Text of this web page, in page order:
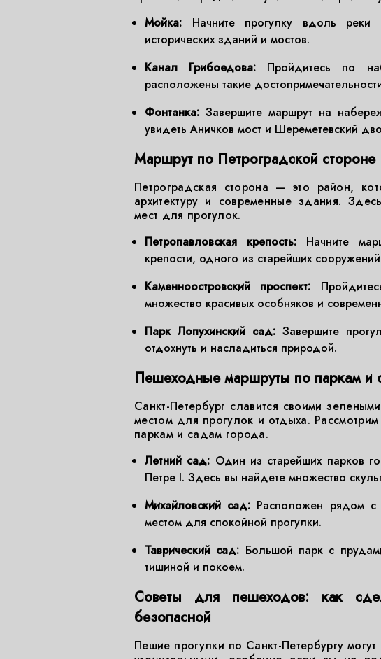
Мойка: Начните прогулку вдоль
исторических зданий и мостов.
Канал Грибоедова: Пройдитесь по
расположены такие
Фонтанка: Завершите маршрут на
увидеть Аничков мост и Шереметевский
Маршрут по Петроградской стороне
Петроградская сторона — это район,
архитектуру и современные здания.
мест для прогулок.
Петропавловская крепость: Начните
крепости, одного из старейших
Каменноостровский проспект:
множество красивых особняков и
Парк Лопухинский сад: Завершите
отдохнуть и насладиться природой.
Пешеходные маршруты по паркам и
Санкт-Петербург славится своими
местом для прогулок и отдыха.
паркам и садам города.
Летний сад: Один из старейших парков
Петре I. Здесь вы найдете множество
Михайловский сад: Расположен рядом с
местом для спокойной прогулки.
Таврический сад: Большой парк с
тишиной и покоем.
Советы для пешеходов: как
безопасной
Пешие прогулки по Санкт-Петербургу